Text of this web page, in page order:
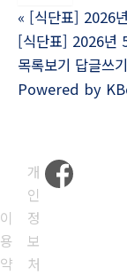
« [식단표] 2026
[식단표] 2026년
목록보기 답글쓰기
Powered by
이
용
약
개
인
정
보
처